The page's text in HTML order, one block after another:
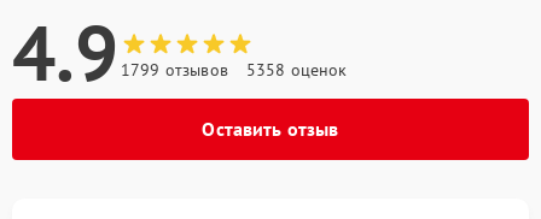
4.9 1799 отзывов 5358 оценок
Оставить отзыв